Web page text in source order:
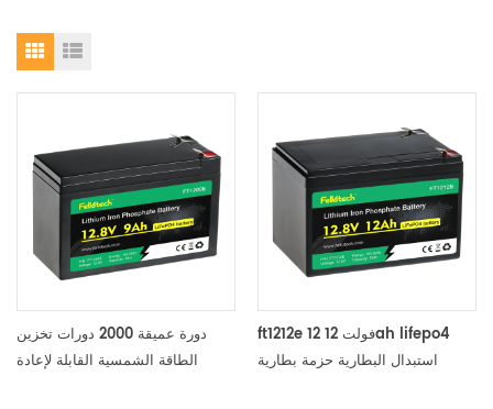
دورة عميقة 2000 دورات تخزين
الطاقة الشمسية القابلة لإعادة
ft1212e 12 فولت 12ah lifepo4
استبدال البطارية حزمة بطارية